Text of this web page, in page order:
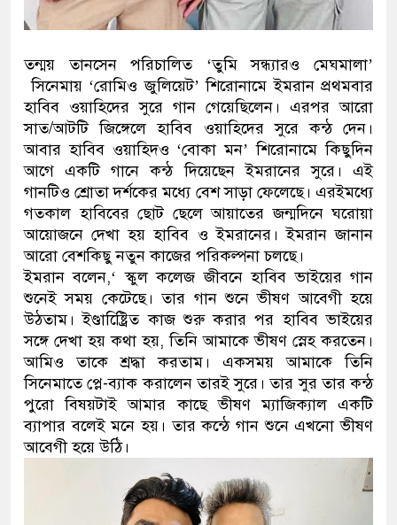
তন্ময় তানসেন পরিচালিত ‘তুমি সন্ধ্যারও মেঘমালা’
সিনেমায় ‘রোমিও জুলিয়েট’ শিরোনামে ইমরান প্রথমবার
হাবিব ওয়াহিদের সুরে গান গেয়েছিলেন। এরপর আরো
সাত/আটটি জিঙ্গেলে হাবিব ওয়াহিদের সুরে কন্ঠ দেন।
আবার হাবিব ওয়াহিদও ‘বোকা মন’ শিরোনামে কিছুদিন
আগে একটি গানে কন্ঠ দিয়েছেন ইমরানের সুরে। এই
গানটিও শ্রোতা দর্শকের মধ্যে বেশ সাড়া ফেলেছে। এরইমধ্যে
গতকাল হাবিবের ছোট ছেলে আয়াতের জন্মদিনে ঘরোয়া
আয়োজনে দেখা হয় হাবিব ও ইমরানের। ইমরান জানান
আরো বেশকিছু নতুন কাজের পরিকল্পনা চলছে।
ইমরান বলেন,‘ স্কুল কলেজ জীবনে হাবিব ভাইয়ের গান
শুনেই সময় কেটেছে। তার গান শুনে ভীষণ আবেগী হয়ে
উঠতাম। ইণ্ডাষ্ট্রিেিত কাজ শুরু করার পর হাবিব ভাইয়ের
সঙ্গে দেখা হয় কথা হয়, তিনি আমাকে ভীষণ স্নেহ করতেন।
আমিও তাকে শ্রদ্ধা করতাম। একসময় আমাকে তিনি
সিনেমাতে প্লে-ব্যাক করালেন তারই সুরে। তার সুর তার কন্ঠ
পুরো বিষয়টাই আমার কাছে ভীষণ ম্যাজিক্যাল একটি
ব্যাপার বলেই মনে হয়। তার কন্ঠে গান শুনে এখনো ভীষণ
আবেগী হয়ে উঠি।